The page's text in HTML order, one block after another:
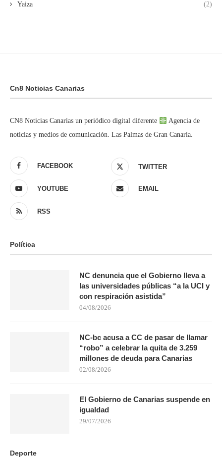
Yaiza (2)
Cn8 Noticias Canarias
CN8 Noticias Canarias un periódico digital diferente
Agencia de
noticias y medios de comunicación. Las Palmas de Gran Canaria.
FACEBOOK TWITTER
YOUTUBE EMAIL
RSS
Política
NC denuncia que el Gobierno lleva a
las universidades públicas “a la UCI y
con respiración asistida”
04/08/2026
NC-bc acusa a CC de pasar de llamar
“robo” a celebrar la quita de 3.259
millones de deuda para Canarias
02/08/2026
El Gobierno de Canarias suspende en
igualdad
29/07/2026
Deporte